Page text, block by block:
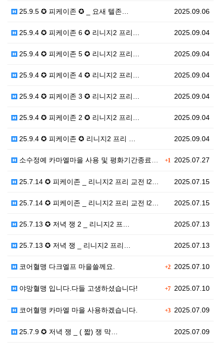
2025.09.06
25.9.5 ✪ 피케이존 ✪ _ 요새 텔존…
2025.09.04
25.9.4 ✪ 피케이존 6 ✪ 리니지2 프리…
2025.09.04
25.9.4 ✪ 피케이존 5 ✪ 리니지2 프리…
2025.09.04
25.9.4 ✪ 피케이존 4 ✪ 리니지2 프리…
2025.09.04
25.9.4 ✪ 피케이존 3 ✪ 리니지2 프리…
2025.09.04
25.9.4 ✪ 피케이존 2 ✪ 리니지2 프리…
2025.09.04
25.9.4 ✪ 피케이존 ✪ 리니지2 프리 …
+1 2025.07.27
소수정예 카마엘마을 사용 및 평화기간종료후 쟁참전
2025.07.15
25.7.14 ✪ 피케이존 _ 리니지2 프리 교전 l2…
2025.07.15
25.7.14 ✪ 피케이존 _ 리니지2 프리 교전 l2…
2025.07.13
25.7.13 ✪ 저녁 쟁 2 _ 리니지2 프…
2025.07.13
25.7.13 ✪ 저녁 쟁 _ 리니지2 프리…
+22025.07.10
코어혈맹 다크엘프 마을쓸께요.
+72025.07.10
야망혈맹 입니다.다들 고생하셨습니다!
+32025.07.09
코어혈맹 카마엘 마을 사용하겠습니다.
2025.07.09
25.7.9 ✪ 저녁 쟁 _ ( 짧) 쟁 막…